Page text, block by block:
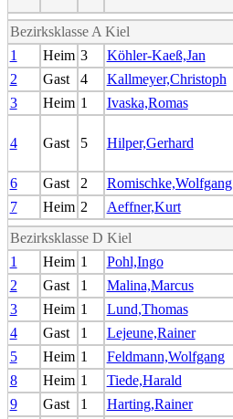
Bezirksklasse A Kiel
1
Heim 3 Köhler-Kaeß,Jan
2
Gast 4 Kallmeyer,Christoph
3
Heim 1 Ivaska,Romas
4 Gast 5 Hilper,Gerhard
6
Gast 2 Romischke,Wolfgang
7
Heim 2 Aeffner,Kurt
Bezirksklasse D Kiel
1
Heim 1 Pohl,Ingo
2
Gast 1 Malina,Marcus
3
Heim 1 Lund,Thomas
4
Gast 1 Lejeune,Rainer
5
Heim 1 Feldmann,Wolfgang
8
Heim 1 Tiede,Harald
9
Gast 1 Harting,Rainer